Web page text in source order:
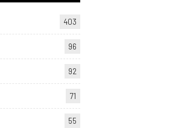
403
96
92
71
55